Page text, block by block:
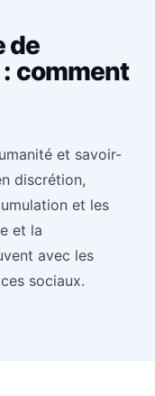
de
: comment
et savoir-
discrétion,
et les
et la
avec les
sociaux.